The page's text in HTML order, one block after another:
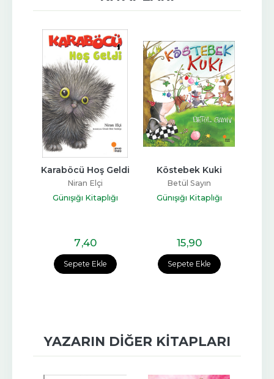
Sepete Ekle
Karaböcü Hoş Geldi
Niran Elçi
Günışığı Kitaplığı
7,40
Sepete Ekle
Köstebek Kuki
Betül Sayın
Günışığı Kitaplığı
15,90
YAZARIN DIĞER KITAPLARI